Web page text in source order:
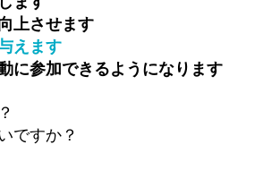
上させます
えます
に参加できるようになります
ですか？